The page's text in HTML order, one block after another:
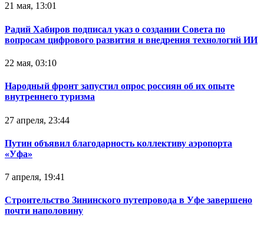
21 мая, 13:01
Радий Хабиров подписал указ о создании Совета по
вопросам цифрового развития и внедрения технологий ИИ
22 мая, 03:10
Народный фронт запустил опрос россиян об их опыте
внутреннего туризма
27 апреля, 23:44
Путин объявил благодарность коллективу аэропорта
«Уфа»
7 апреля, 19:41
Строительство Зининского путепровода в Уфе завершено
почти наполовину